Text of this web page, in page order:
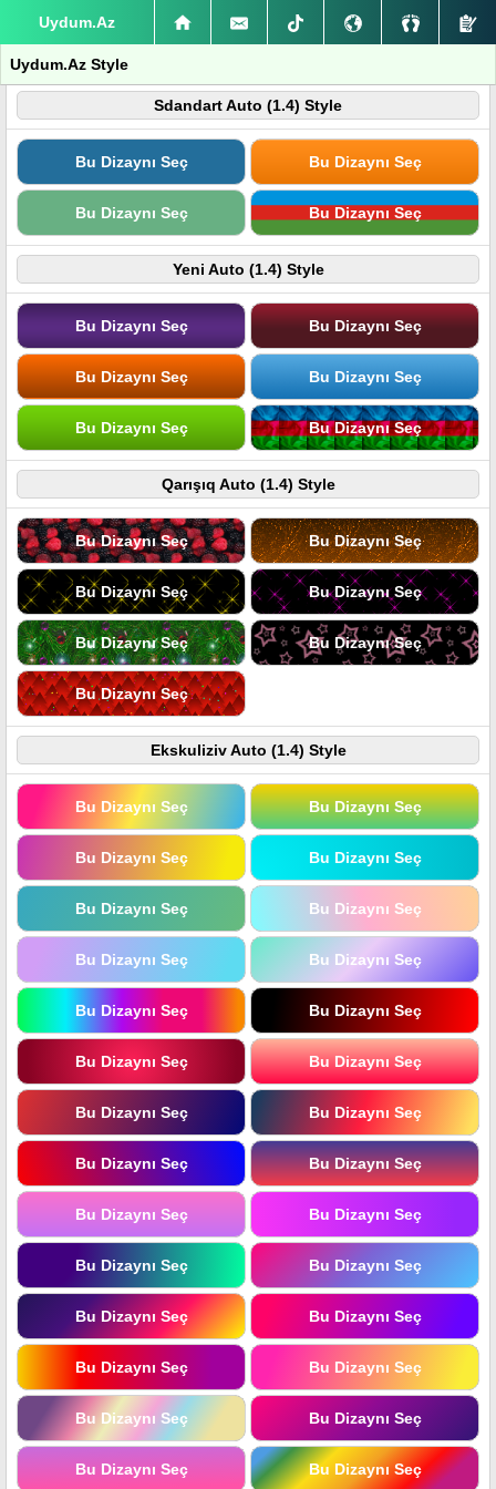
Uydum.Az
Uydum.Az Style
Sdandart Auto (1.4) Style
Bu Dizaynı Seç Bu Dizaynı Seç
Bu Dizaynı Seç Bu Dizaynı Seç
Yeni Auto (1.4) Style
Bu Dizaynı Seç Bu Dizaynı Seç
Bu Dizaynı Seç Bu Dizaynı Seç
Bu Dizaynı Seç Bu Dizaynı Seç
Qarışıq Auto (1.4) Style
Bu Dizaynı Seç Bu Dizaynı Seç
Bu Dizaynı Seç Bu Dizaynı Seç
Bu Dizaynı Seç Bu Dizaynı Seç
Bu Dizaynı Seç
Ekskuliziv Auto (1.4) Style
Bu Dizaynı Seç Bu Dizaynı Seç
Bu Dizaynı Seç Bu Dizaynı Seç
Bu Dizaynı Seç Bu Dizaynı Seç
Bu Dizaynı Seç Bu Dizaynı Seç
Bu Dizaynı Seç Bu Dizaynı Seç
Bu Dizaynı Seç Bu Dizaynı Seç
Bu Dizaynı Seç Bu Dizaynı Seç
Bu Dizaynı Seç Bu Dizaynı Seç
Bu Dizaynı Seç Bu Dizaynı Seç
Bu Dizaynı Seç Bu Dizaynı Seç
Bu Dizaynı Seç Bu Dizaynı Seç
Bu Dizaynı Seç Bu Dizaynı Seç
Bu Dizaynı Seç Bu Dizaynı Seç
Bu Dizaynı Seç Bu Dizaynı Seç